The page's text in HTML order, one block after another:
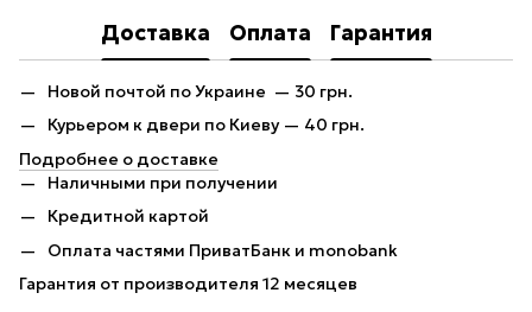
Доставка Оплата Гарантия
Новой почтой по Украине — 30 грн.
Курьером к двери по Киеву — 40 грн.
Подробнее о доставке
Наличными при получении
Кредитной картой
Оплата частями ПриватБанк и monobank
Гарантия от производителя 12 месяцев